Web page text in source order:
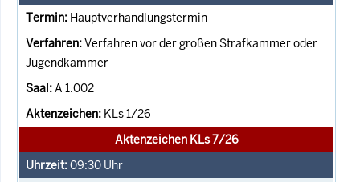
Hauptverhandlungstermin
Verfahren vor der großen Strafkammer oder
Jugendkammer
A 1.002
KLs 1/26
Aktenzeichen KLs 7/26
09:30 Uhr